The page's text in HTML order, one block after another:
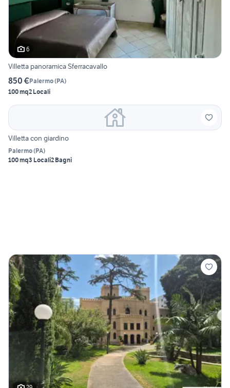
6
Villetta panoramica Sferracavallo
850 €Palermo(PA)
100 mq2 Locali
Villetta con giardino
Palermo(PA)
100 mq3 Locali2 Bagni